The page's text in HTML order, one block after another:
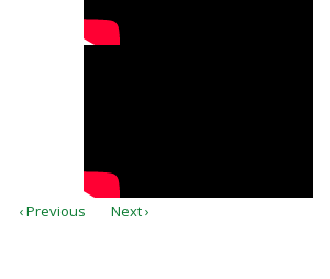
Camp
‹ Previous Next ›